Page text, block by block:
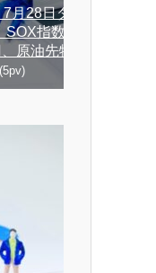
月28日ダ
SOX指数
原油先物
(5pv)